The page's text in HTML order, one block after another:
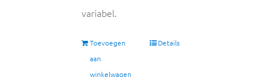
variabel.
Toevoegen
aan
winkelwagen
Details